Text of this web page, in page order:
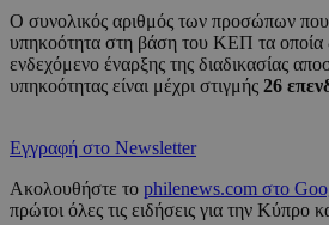
Ο συνολικός αριθμός των προσώπων
υπηκοότητα στη βάση του ΚΕΠ τα οποία
ενδεχόμενο έναρξης της διαδικασίας
υπηκοότητας είναι μέχρι στιγμής 26
Εγγραφή στο Newsletter
Ακολουθήστε το philenews.com στο
πρώτοι όλες τις ειδήσεις για την Κύπρο